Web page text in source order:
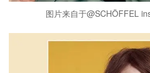
图片来自于@SCHÖFFEL